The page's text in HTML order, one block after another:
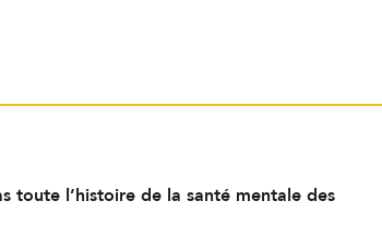
toute l’histoire de la santé mentale des